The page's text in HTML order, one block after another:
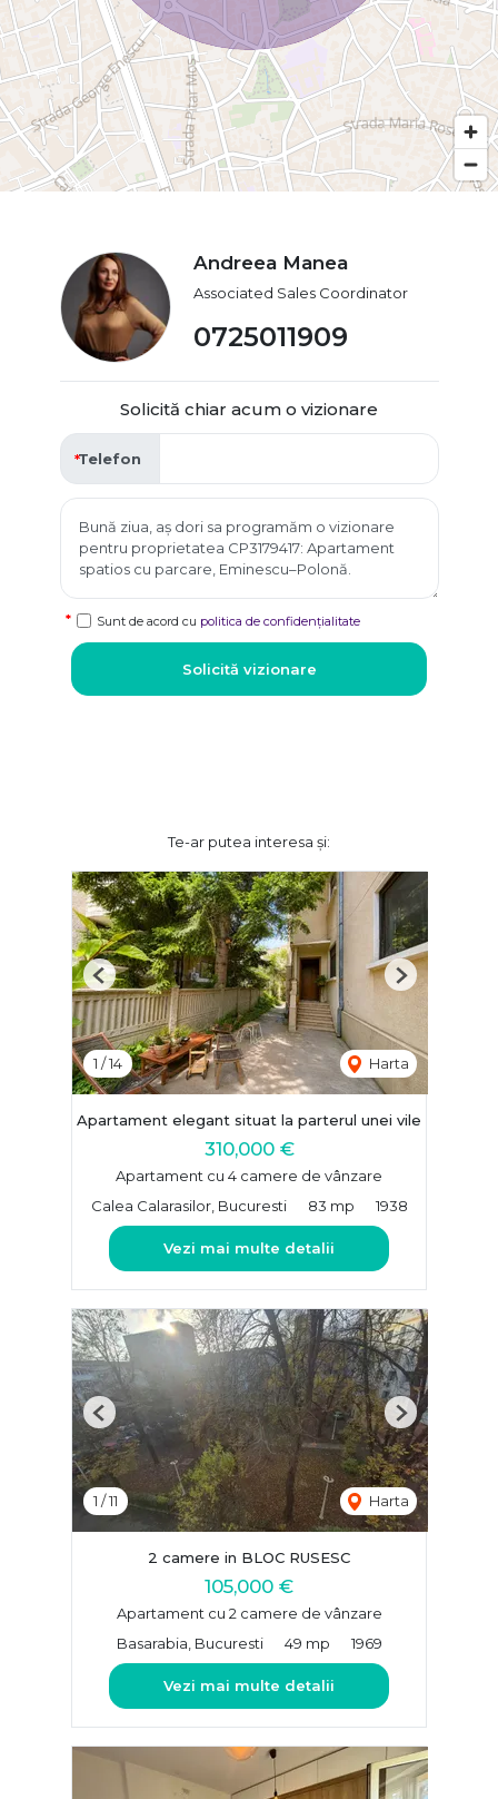
Andreea Manea
Associated Sales Coordinator
0725011909
Solicită chiar acum o vizionare
Telefon
Sunt de acord cu politica de confidențialitate
Solicită vizionare
Te-ar putea interesa și:
1 /14 Harta
Previous Next
Apartament elegant situat la parterul unei vile
310,000 €
Apartament cu 4 camere de vânzare
Calea Calarasilor, Bucuresti
83 mp 1938
Vezi mai multe detalii
1 /11 Harta
Previous Next
2 camere in BLOC RUSESC
105,000 €
Apartament cu 2 camere de vânzare
Basarabia, Bucuresti
49 mp 1969
Vezi mai multe detalii